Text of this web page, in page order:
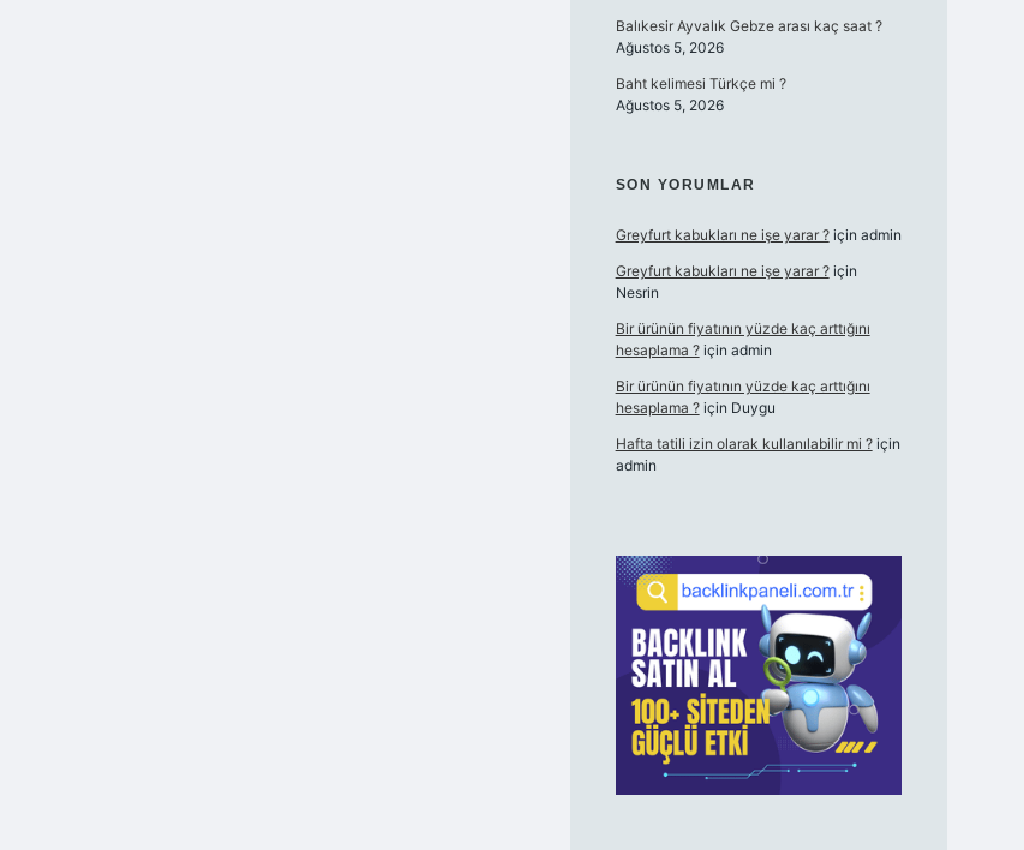
Balıkesir Ayvalık Gebze arası kaç saat ?
Ağustos 5, 2026
Baht kelimesi Türkçe mi ?
Ağustos 5, 2026
SON YORUMLAR
Greyfurt kabukları ne işe yarar ?için admin
Greyfurt kabukları ne işe yarar ?için
Nesrin
Bir ürünün fiyatının yüzde kaç arttığını
hesaplama ?için admin
Bir ürünün fiyatının yüzde kaç arttığını
hesaplama ?için Duygu
Hafta tatili izin olarak kullanılabilir mi ?için
admin